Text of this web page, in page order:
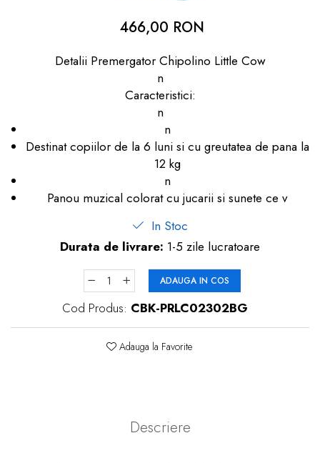
Produse îngrijire copii
Igiena copii
466,00 RON
Detalii Premergator Chipolino Little Cow
n
Caracteristici:
n
n
Destinat copiilor de la 6 luni si cu greutatea de pana la
12 kg
n
Panou muzical colorat cu jucarii si sunete ce v
In Stoc
Durata de livrare: 1-5 zile lucratoare
ADAUGA IN COS
Cod Produs: CBK-PRLC02302BG
Adauga la Favorite
Descriere